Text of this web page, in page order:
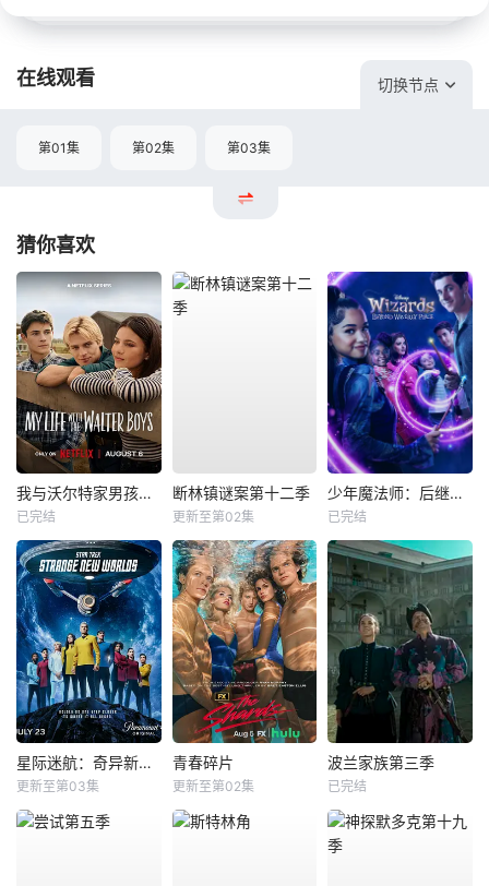
在线观看 切换节点
第01集 第02集 第03集
猜你喜欢
我与沃尔特家男孩的生活第三季
已完结
断林镇谜案第十二季
更新至第02集
少年魔法师：后继者第三季
已完结
星际迷航：奇异新世界第四季
更新至第03集
青春碎片
更新至第02集
波兰家族第三季
已完结